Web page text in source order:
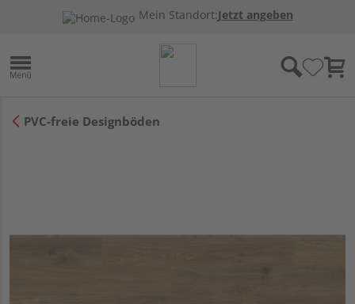
Mein Standort:Jetzt angeben
PVC-freie Designböden